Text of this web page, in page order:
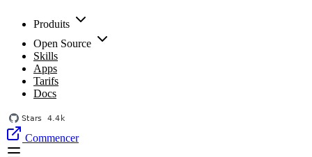
Produits
Open Source
Skills
Apps
Tarifs
Docs
Commencer